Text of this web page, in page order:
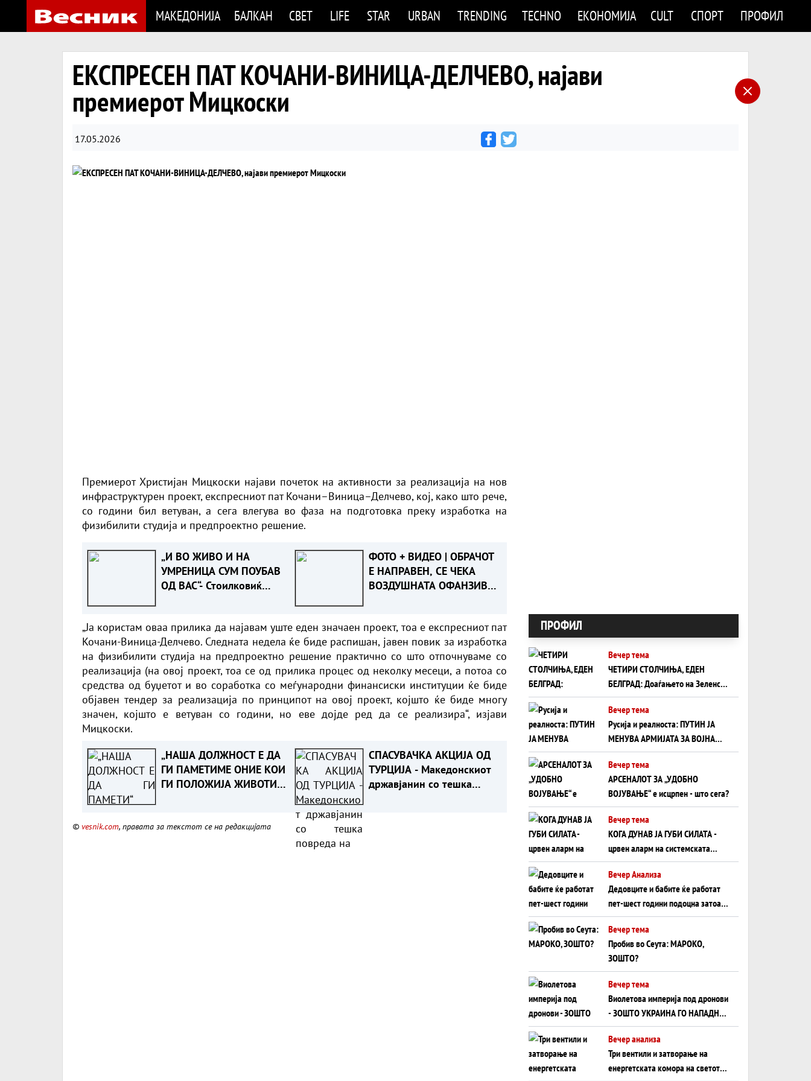
МАКЕДОНИЈА БАЛКАН СВЕТ LIFE STAR URBAN TRENDING TECHNO ЕКОНОМИЈА CULT СПОРТ ПРОФИЛ
ЕКСПРЕСЕН ПАТ КОЧАНИ-ВИНИЦА-ДЕЛЧЕВО, најави
премиерот Мицкоски
17.05.2026
Премиерот Христијан Мицкоски најави почеток на активности за реализација на нов
инфраструктурен проект, експресниот пат Кочани–Виница–Делчево, кој, како што рече,
со години бил ветуван, а сега влегува во фаза на подготовка преку изработка на
физибилити студија и предпроектно решение.
„И ВО ЖИВО И НА
УМРЕНИЦА СУМ ПОУБАВ
ОД ВАС“- Стоилковиќ
објави СДСМ
ФОТО + ВИДЕО | ОБРАЧОТ
Е НАПРАВЕН, СЕ ЧЕКА
ВОЗДУШНАТА ОФАНЗИВА
спремаат „ер -
тракторите““
„Ја користам оваа прилика да најавам уште еден значаен проект, тоа е експресниот пат
Кочани-Виница-Делчево. Следната недела ќе биде распишан, јавен повик за изработка
на физибилити студија на предпроектно решение практично со што отпочнуваме со
реализација (на овој проект, тоа се од прилика процес од неколку месеци, а потоа со
средства од буџетот и во соработка со меѓународни финансиски институции ќе биде
објавен тендер за реализација по принципот на овој проект, којшто ќе биде многу
значен, којшто е ветуван со години, но еве дојде ред да се реализира“, изјави
Мицкоски.
„НАША ДОЛЖНОСТ Е ДА
ГИ ПАМЕТИМЕ ОНИЕ КОИ
ГИ ПОЛОЖИЈА ЖИВОТИТЕ
годишнината од Карпалак
СПАСУВАЧКА АКЦИЈА ОД
ТУРЦИЈА - Македонскиот
државјанин со тешка
© vesnik.com, правата за текстот се на редакцијата
ПРОФИЛ
Вечер тема
ЧЕТИРИ СТОЛЧИЊА, ЕДЕН
БЕЛГРАД: Доаѓањето на Зеленски
ги открива тајните на политиката
на балансирање на Вучиќ
Вечер тема
Русија и реалноста: ПУТИН ЈА
МЕНУВА АРМИЈАТА ЗА ВОЈНА
ШТО ОСТАНУВА БЕЗ ФРОНТ
Вечер тема
АРСЕНАЛОТ ЗА „УДОБНО
ВОЈУВАЊЕ“ е исцрпен - што сега?
Вечер тема
КОГА ДУНАВ ЈА ГУБИ СИЛАТА -
црвен аларм на системската
плоча од јужна Германија до
Црното Море...
Вечер Анализа
Дедовците и бабите ќе работат
пет-шест години подоцна затоа
што НЕМААТ ВНУЦИ ДА ГИ
ЗАМЕНАТ
Вечер тема
Пробив во Сеута: МАРОКО,
ЗОШТО?
Вечер тема
Виолетова империја под дронови
- ЗОШТО УКРАИНА ГО НАПАДНА
РУСКИОТ WILDBERRIES
Вечер анализа
Три вентили и затворање на
енергетската комора на светот: